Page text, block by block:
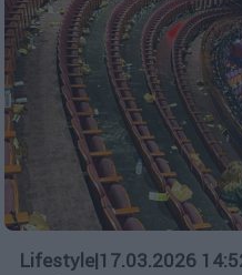
Lifestyle|17.03.2026